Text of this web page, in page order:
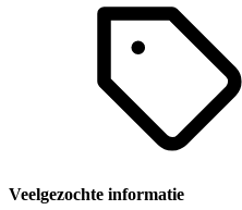
Veelgezochte informatie